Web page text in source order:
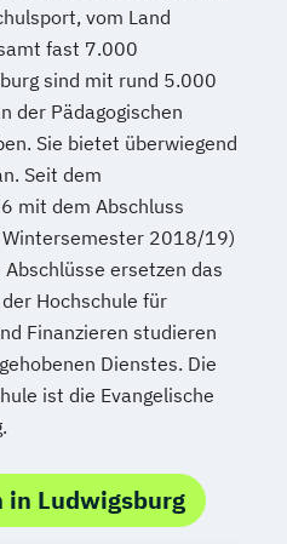
vom Land
fast 7.000
sind mit rund 5.000
der Pädagogischen
Sie bietet überwiegend
Seit dem
mit dem Abschluss
Wintersemester 2018/19)
ersetzen das
Hochschule für
Finanzieren studieren
Dienstes. Die
ist die Evangelische
in Ludwigsburg